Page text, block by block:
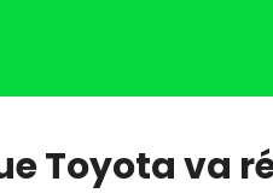
Toyota va